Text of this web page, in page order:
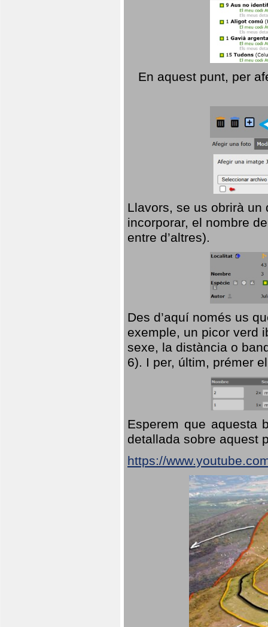
En aquest punt, per
Llavors, se us obrirà
incorporar, el nombre
entre d’altres).
Des d’aquí només us
exemple, un picor verd
sexe, la distància o
6). I per, últim, prémer
Esperem que aquesta
detallada sobre aquest
https://